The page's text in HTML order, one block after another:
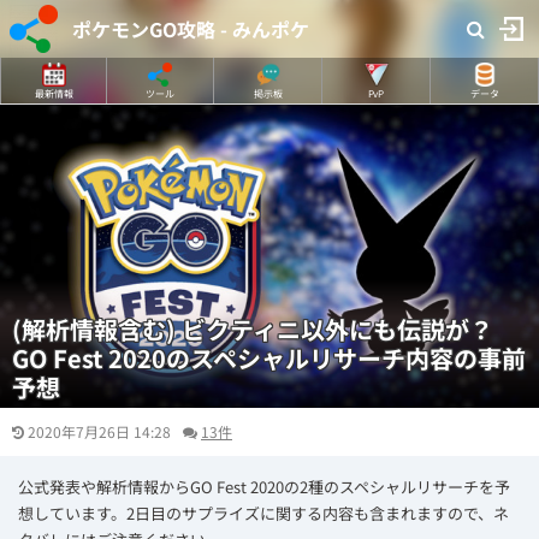
ポケモンGO攻略 - みんポケ
最新情報 ツール 掲示板 PvP データ
(解析情報含む) ビクティニ以外にも伝説が？
GO Fest 2020のスペシャルリサーチ内容の事前
予想
2020年7月26日 14:28 13件
公式発表や解析情報からGO Fest 2020の2種のスペシャルリサーチを予
想しています。2日目のサプライズに関する内容も含まれますので、ネ